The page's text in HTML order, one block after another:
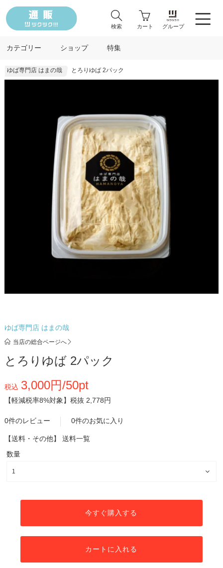
検索 カート グループ
カテゴリー ショップ 特集
ゆば専門店 はまの哉 とろりゆば 2パック
ゆば専門店 はまの哉
当店の総合ページへ
とろりゆば 2パック
税込 3,000円/50pt
【軽減税率8%対象】 税抜 2,778円
0件のレビュー 0件のお気に入り
【送料・その他】 送料一覧
数量
今すぐ購入する
カートに入れる